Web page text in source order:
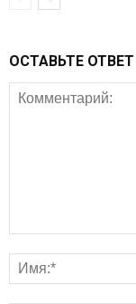
ОСТАВЬТЕ ОТВЕТ